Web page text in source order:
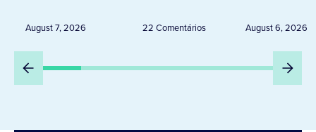
August 7, 2026 22 Comentários
Peru
August 6, 2026